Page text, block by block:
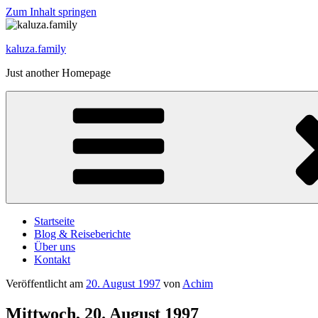
Zum Inhalt springen
kaluza.family
Just another Homepage
Startseite
Blog & Reiseberichte
Über uns
Kontakt
Veröffentlicht am 20. August 1997 von Achim
Mittwoch, 20. August 1997